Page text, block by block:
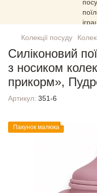
Колекції посуду
Силіконовий
з носиком
прикорм»,
Артикул: 351-6
Пакунок малюка